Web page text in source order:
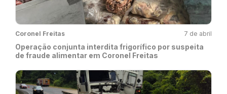
Coronel Freitas 7 de abril
Operação conjunta interdita frigorífico por suspeita
de fraude alimentar em Coronel Freitas